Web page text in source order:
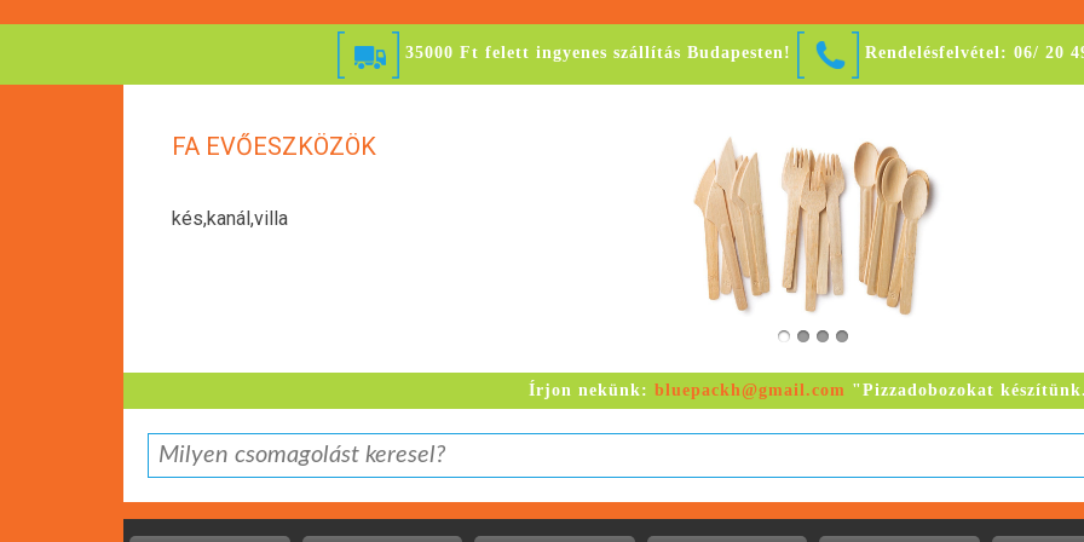
35000 Ft felett ingyenes szállítás Budapesten! Rendelésfelvétel: 06/ 20
FA EVŐESZKÖZÖK
kés,kanál,villa
Írjon nekünk: bluepackh@gmail.com "Pizzadobozokat